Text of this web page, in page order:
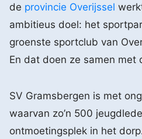
de provincie Overijssel
ambitieus doel: het
groenste sportclub van
En dat doen ze samen met
SV Gramsbergen is met
waarvan zo’n 500
ontmoetingsplek in het